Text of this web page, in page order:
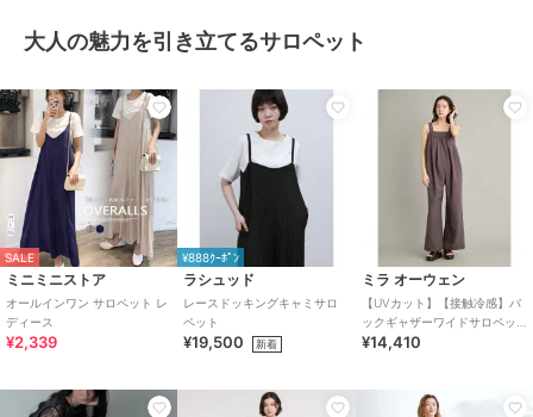
大人の魅力を引き立てるサロペット
SALE
ミニミニストア
オールインワン サロペット レ
ディース
¥2,339
¥888ｸｰﾎﾟﾝ
ラシュッド
レースドッキングキャミサロ
ペット
¥19,500 新着
ミラ オーウェン
【UVカット】【接触冷感】バ
ックギャザーワイドサロペッ
ト
¥14,410